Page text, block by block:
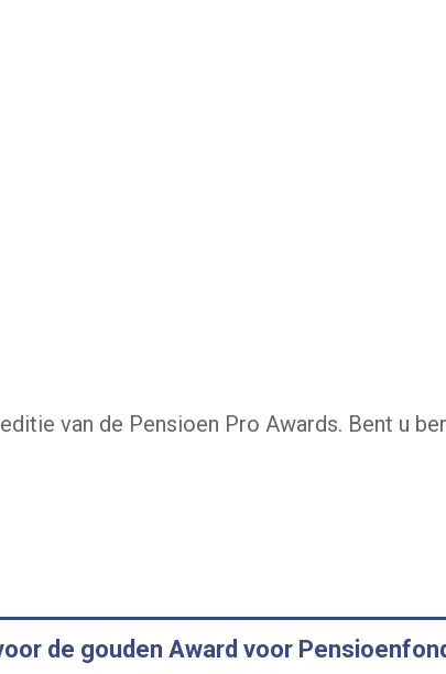
van de Pensioen Pro Awards. Bent u
de gouden Award voor